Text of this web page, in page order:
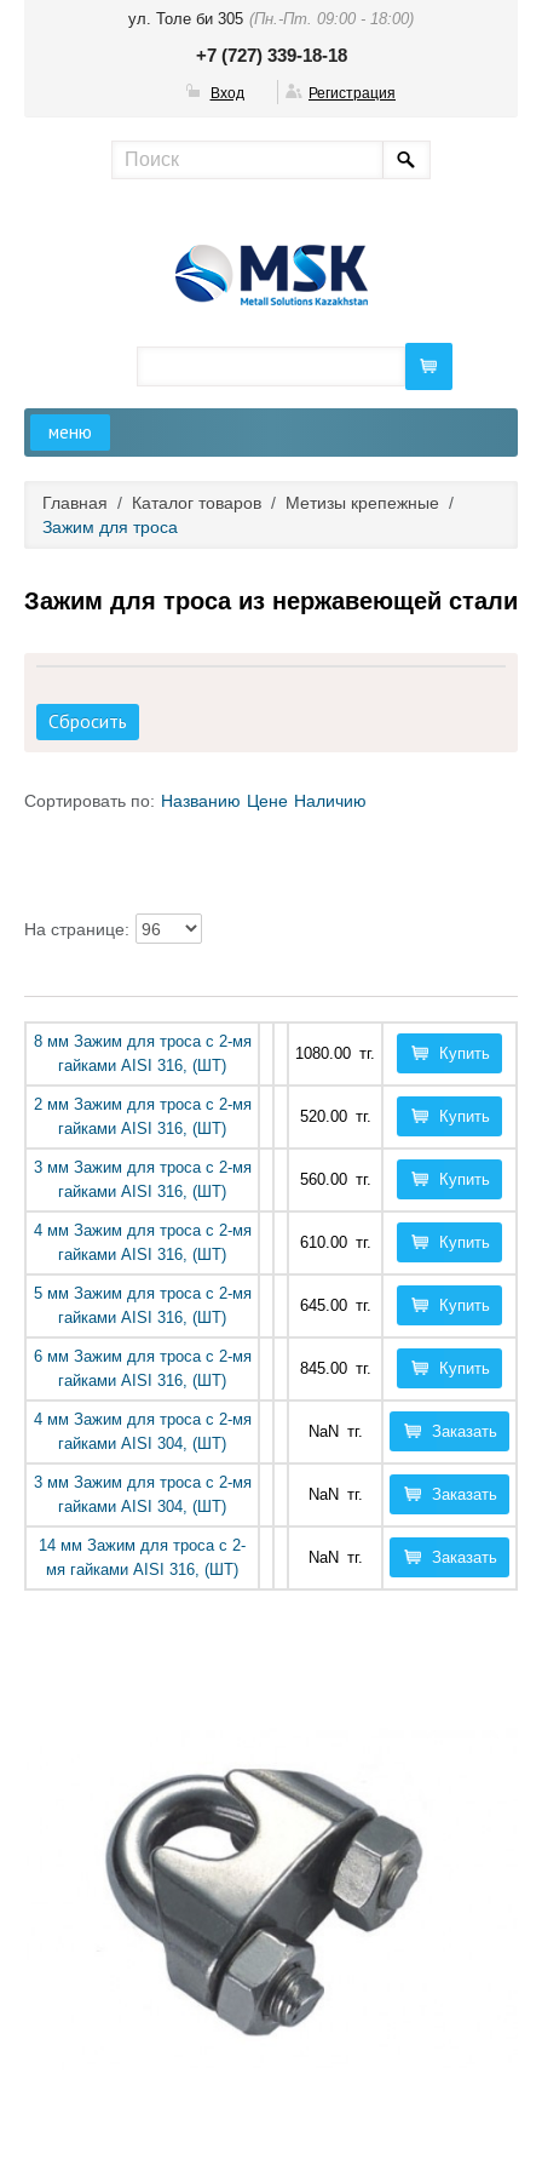
ул. Толе би 305 (Пн.-Пт. 09:00 - 18:00)
+7 (727) 339-18-18
Вход Регистрация
меню
О компании
Каталог товаров
Новости
Главная / Каталог товаров / Метизы крепежные /
Зажим для троса
Зажим для троса из нержавеющей стали
Сбросить
Сортировать по: Названию Цене Наличию
На странице:
8 мм Зажим для троса с 2-мя
гайками AISI 316, (ШТ)
1080.00 тг. Купить
2 мм Зажим для троса с 2-мя
гайками AISI 316, (ШТ)
520.00 тг. Купить
3 мм Зажим для троса с 2-мя
гайками AISI 316, (ШТ)
560.00 тг. Купить
4 мм Зажим для троса с 2-мя
гайками AISI 316, (ШТ)
610.00 тг. Купить
5 мм Зажим для троса с 2-мя
гайками AISI 316, (ШТ)
645.00 тг. Купить
6 мм Зажим для троса с 2-мя
гайками AISI 316, (ШТ)
845.00 тг. Купить
4 мм Зажим для троса с 2-мя
гайками AISI 304, (ШТ)
NaN тг. Заказать
3 мм Зажим для троса с 2-мя
гайками AISI 304, (ШТ)
NaN тг. Заказать
14 мм Зажим для троса с 2-
мя гайками AISI 316, (ШТ)
NaN тг. Заказать